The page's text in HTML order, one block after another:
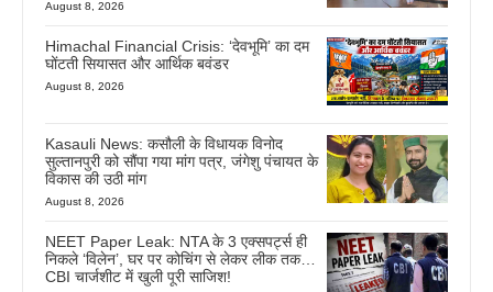
August 8, 2026
Himachal Financial Crisis: ‘देवभूमि’ का दम
घोंटती सियासत और आर्थिक बवंडर
August 8, 2026
Kasauli News: कसौली के विधायक विनोद
सुल्तानपुरी को सौंपा गया मांग पत्र, जंगेशु पंचायत के
विकास की उठी मांग
August 8, 2026
NEET Paper Leak: NTA के 3 एक्सपर्ट्स ही
निकले ‘विलेन’, घर पर कोचिंग से लेकर लीक तक…
CBI चार्जशीट में खुली पूरी साजिश!